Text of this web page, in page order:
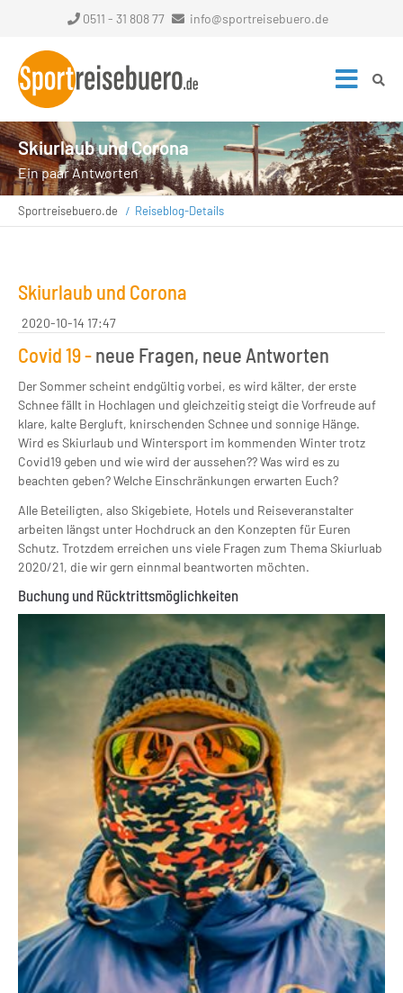
0511 - 31 808 77 info@sportreisebuero.de
Skiurlaub und Corona
Ein paar Antworten
Sportreisebuero.de Reiseblog-Details
Skiurlaub und Corona
2020-10-14 17:47
Covid 19 -neue Fragen, neue Antworten
Der Sommer scheint endgültig vorbei, es wird kälter, der erste
Schnee fällt in Hochlagen und gleichzeitig steigt die Vorfreude auf
klare, kalte Bergluft, knirschenden Schnee und sonnige Hänge.
Wird es Skiurlaub und Wintersport im kommenden Winter trotz
Covid19 geben und wie wird der aussehen?? Was wird es zu
beachten geben? Welche Einschränkungen erwarten Euch?
Alle Beteiligten, also Skigebiete, Hotels und Reiseveranstalter
arbeiten längst unter Hochdruck an den Konzepten für Euren
Schutz. Trotzdem erreichen uns viele Fragen zum Thema Skiurluab
2020/21, die wir gern einnmal beantworten möchten.
Buchung und Rücktrittsmöglichkeiten